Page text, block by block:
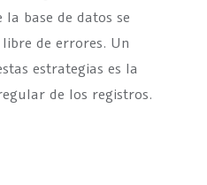
base de datos se
de errores. Un
estrategias es la
de los registros.